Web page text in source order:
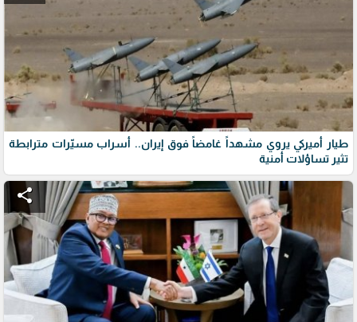
طيار أميركي يروي مشهداً غامضاً فوق إيران.. أسراب مسيّرات مترابطة
تثير تساؤلات أمنية
share